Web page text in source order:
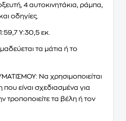
4 αυτοκινητάκια, ράμπα,
οδηγίες.
Υ:30,5 εκ.
τα μάτια ή το
Να χρησιμοποιείται
που είναι σχεδιασμένα για
τροποποιείτε τα βέλη ή τον